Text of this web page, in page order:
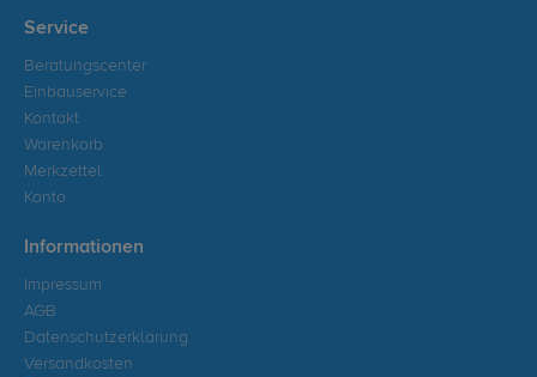
Service
Beratungscenter
Einbauservice
Kontakt
Warenkorb
Merkzettel
Konto
Informationen
Impressum
AGB
Datenschutzerklärung
Versandkosten